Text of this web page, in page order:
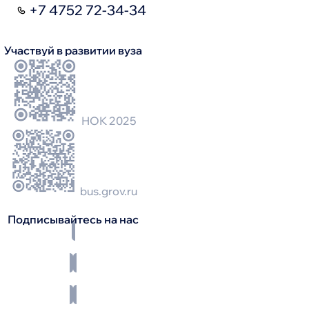
+7 4752 72-34-34
Участвуй в развитии вуза
НОК 2025
bus.grov.ru
Подписывайтесь на нас